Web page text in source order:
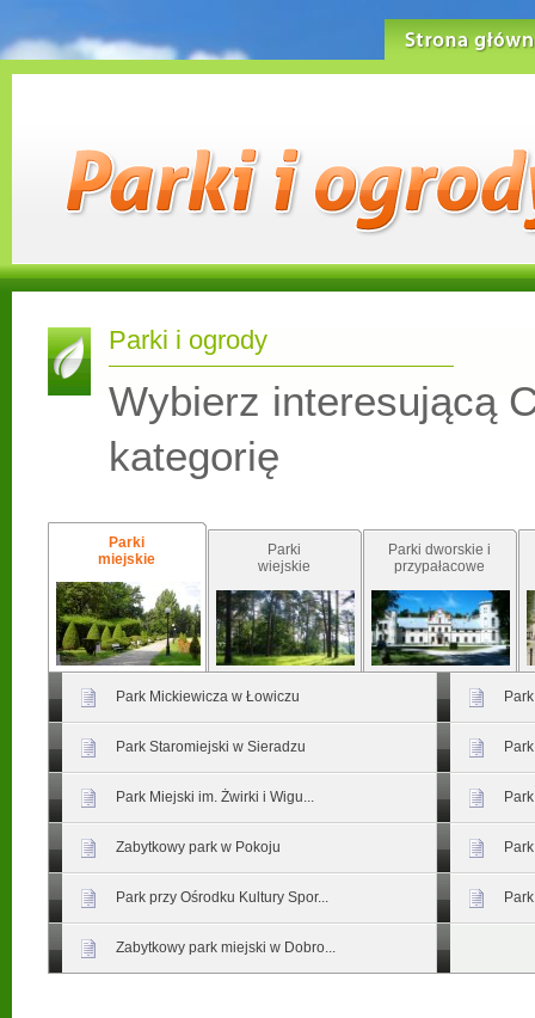
Parki i ogrody
Wybierz interesującą
kategorię
Parki
miejskie
Parki
wiejskie
Parki dworskie i
przypałacowe
Park Mickiewicza w Łowiczu
Park Staromiejski w Sieradzu
Park Miejski im. Żwirki i Wigu...
Zabytkowy park w Pokoju
Park przy Ośrodku Kultury Spor...
Zabytkowy park miejski w Dobro...
Strona główna